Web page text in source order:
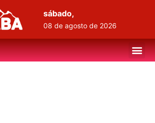
sábado,
08 de agosto de 2026